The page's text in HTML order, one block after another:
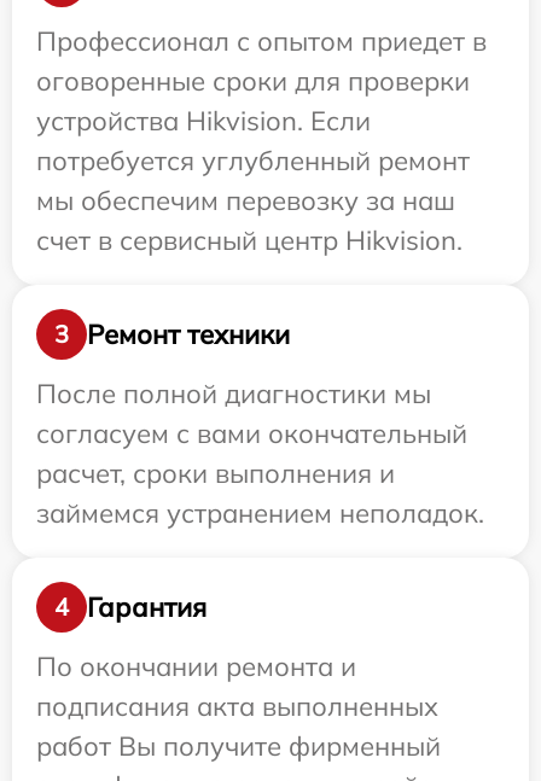
Профессионал с опытом приедет в
оговоренные сроки для проверки
устройства Hikvision. Если
потребуется углубленный ремонт
мы обеспечим перевозку за наш
счет в сервисный центр Hikvision.
3
Ремонт техники
После полной диагностики мы
согласуем с вами окончательный
расчет, сроки выполнения и
займемся устранением неполадок.
4
Гарантия
По окончании ремонта и
подписания акта выполненных
работ Вы получите фирменный